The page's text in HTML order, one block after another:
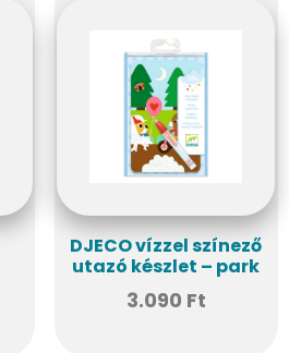
DJECO vízzel színező
utazó készlet – park
3.090 Ft